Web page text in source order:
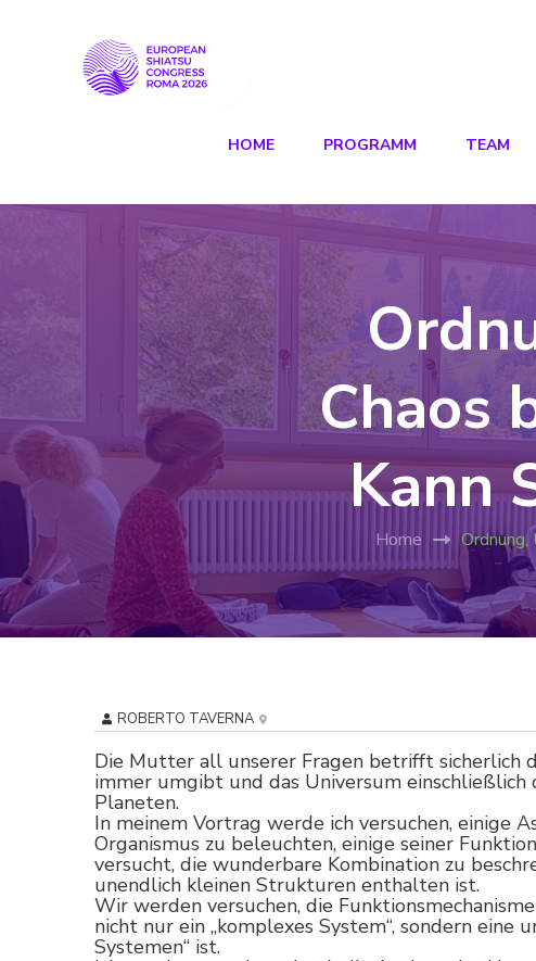
HOME PROGRAMM TEAM
Chaos
Kann
Home Ordnung,
ROBERTO TAVERNA
Die Mutter all unserer Fragen betrifft sicherlich
immer umgibt und das Universum einschließlich
Planeten.
In meinem Vortrag werde ich versuchen, einige
Organismus zu beleuchten, einige seiner
versucht, die wunderbare Kombination zu
unendlich kleinen Strukturen enthalten ist.
Wir werden versuchen, die
nicht nur ein „komplexes System“, sondern eine
Systemen“ ist.